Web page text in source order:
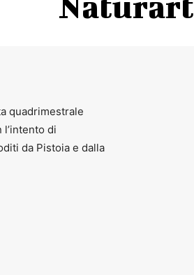
quadrimestrale
di
da Pistoia e dalla